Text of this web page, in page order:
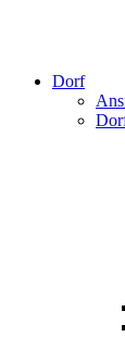
Dorf